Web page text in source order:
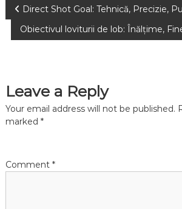
P
o
t
n
v
Direct Shot Goal: Tehnică, Precizie,
Obiectivul loviturii de lob: Înălțime,
Leave a Reply
Your email address will not be published.
marked *
Comment *